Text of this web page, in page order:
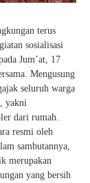
terus
sosialisasi
Jum’at, 17
Mengusung
seluruh warga
yakni
dari rumah.
resmi oleh
sambutannya,
merupakan
yang bersih